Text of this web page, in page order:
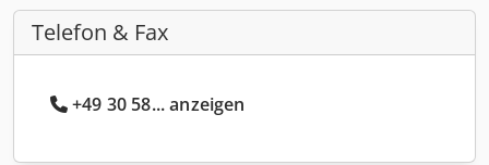
Telefon & Fax
+49 30 58... anzeigen